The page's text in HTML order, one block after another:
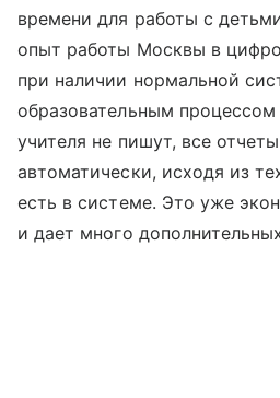
времени для работы с
опыт работы Москвы в
при наличии нормальной
образовательным процессом
учителя не пишут, все
автоматически, исходя из
есть в системе. Это уже
и дает много